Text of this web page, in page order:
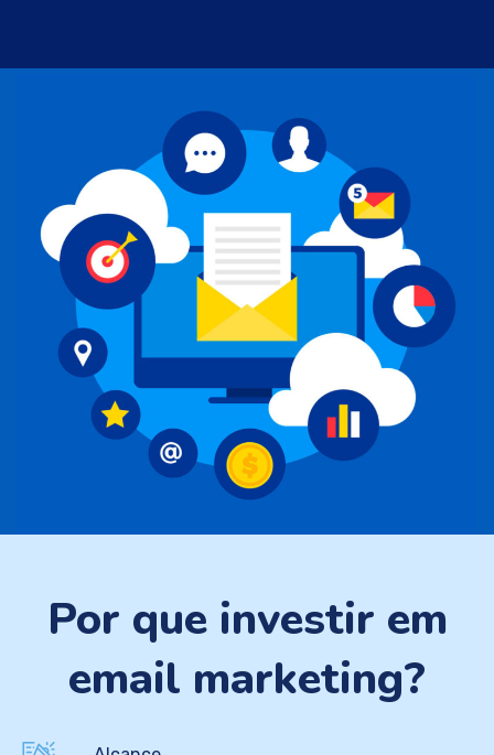
Por que investir em
email marketing?